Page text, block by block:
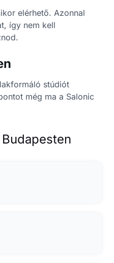
elérhető. Azonnal
így nem kell
stúdiót
még ma a Salonic